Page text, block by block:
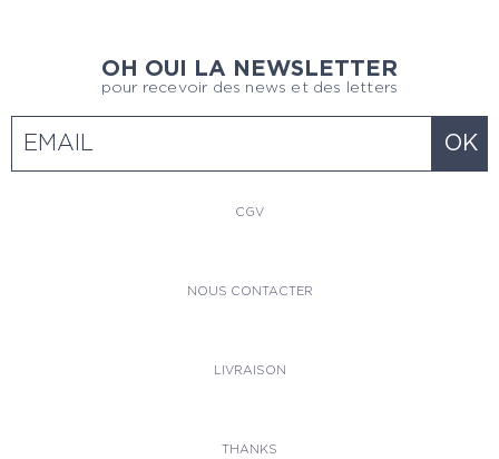
OH OUI LA NEWSLETTER
pour recevoir des news et des letters
CGV
NOUS CONTACTER
LIVRAISON
THANKS